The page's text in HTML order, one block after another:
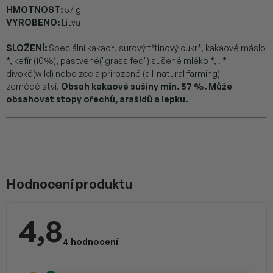
HMOTNOST: 57 g
VYROBENO: Litva
SLOŽENÍ: Speciální kakao*, surový třtinový cukr*, kakaové máslo
*, kefír (10%), pastvené("grass fed") sušené mléko *, . *
divoké(wild) nebo zcela přirozené (all-natural farming)
zemědělství. Obsah kakaové sušiny min. 57 %. Může
obsahovat stopy ořechů, arašídů a lepku.
Hodnocení produktu
4,84 hodnocení
i